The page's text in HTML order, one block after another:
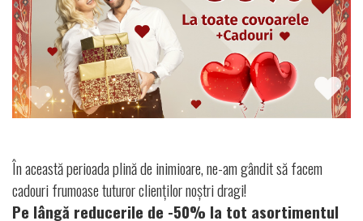
În această perioada plină de inimioare, ne-am gândit să facem
cadouri frumoase tuturor clienților noștri dragi!
Pe lângă reducerile de -50% la tot asortimentul